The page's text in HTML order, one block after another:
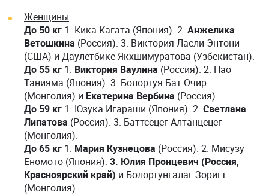
Женщины
До 50 кг 1. Кика Кагата (Япония). 2. Анжелика
Ветошкина (Россия). 3. Виктория Ласли Энтони
(США) и Даулетбике Якхшимуратова (Узбекистан).
До 55 кг 1. Виктория Ваулина (Россия). 2. Нао
Танияма (Япония). 3. Болортуя Бат Очир
(Монголия) и Екатерина Вербина (Россия).
До 59 кг 1. Юзука Игараши (Япония). 2. Светлана
Липатова (Россия). 3. Баттсецег Алтанцецег
(Монголия).
До 65 кг 1. Мария Кузнецова (Россия). 2. Мисузу
Еномото (Япония). 3. Юлия Пронцевич (Россия,
Красноярский край) и Болортунгалаг Зоригт
(Монголия).